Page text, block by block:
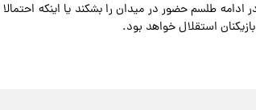
ادامه طلسم حضور در میدان را بشکند یا اینکه
استقلال خواهد بود.